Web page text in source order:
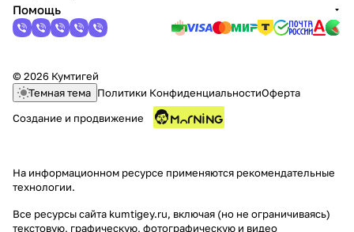
Помощь
© 2026 Кумтигей
Темная тема Политики КонфиденциальностиОферта
Создание и продвижение
На информационном ресурсе применяются рекомендательные
технологии.
Все ресурсы сайта kumtigey.ru, включая (но не ограничиваясь)
текстовую, графическую, фотографическую и видео